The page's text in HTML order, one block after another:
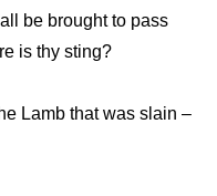
be brought to pass
is thy sting?
Lamb that was slain –